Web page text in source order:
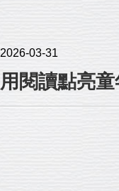
2026-03-31
用閱讀點亮